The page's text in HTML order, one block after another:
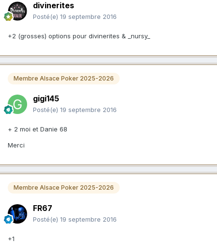
divinerites
Posté(e) 19 septembre 2016
+2 (grosses) options pour divinerites & _nursy_
Membre Alsace Poker 2025-2026
gigi145
Posté(e) 19 septembre 2016
+ 2 moi et Danie 68
Merci
Membre Alsace Poker 2025-2026
FR67
Posté(e) 19 septembre 2016
+1